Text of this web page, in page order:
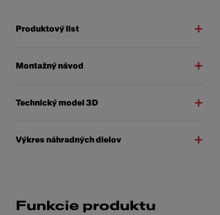
Produktový list
Montažný návod
Technický model 3D
Výkres náhradných dielov
Funkcie produktu